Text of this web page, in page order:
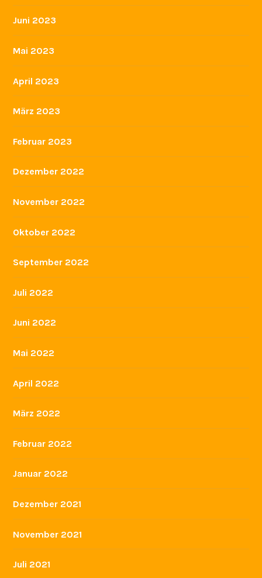
Juni 2023
Mai 2023
April 2023
März 2023
Februar 2023
Dezember 2022
November 2022
Oktober 2022
September 2022
Juli 2022
Juni 2022
Mai 2022
April 2022
März 2022
Februar 2022
Januar 2022
Dezember 2021
November 2021
Juli 2021